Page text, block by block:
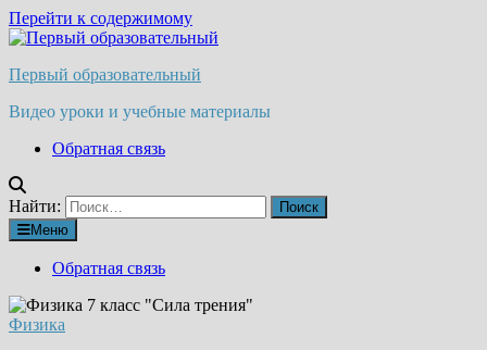
Перейти к содержимому
Первый образовательный
Видео уроки и учебные материалы
Обратная связь
Найти:
Меню
Обратная связь
Физика